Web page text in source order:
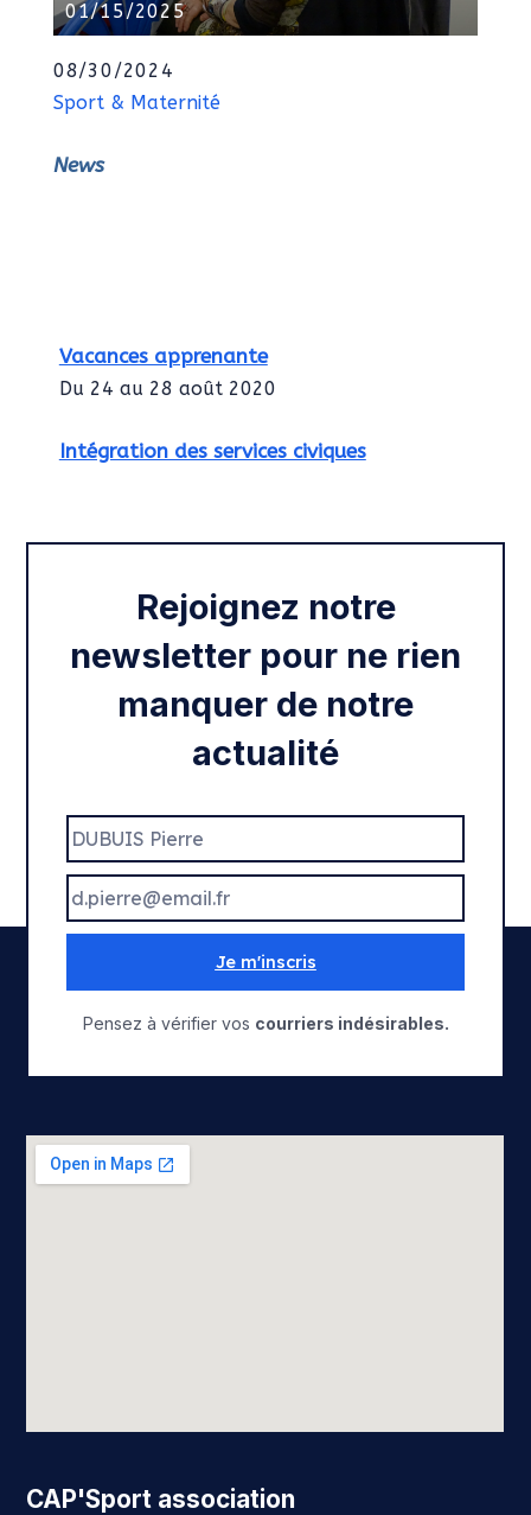
01/15/2025
08/30/2024
Sport & Maternité
News
Vacances apprenante
Du 24 au 28 août 2020
Intégration des services civiques
Rejoignez notre
newsletter pour ne rien
manquer de notre
actualité
Je m'inscris
Pensez à vérifier vos courriers indésirables.
CAP'Sport association